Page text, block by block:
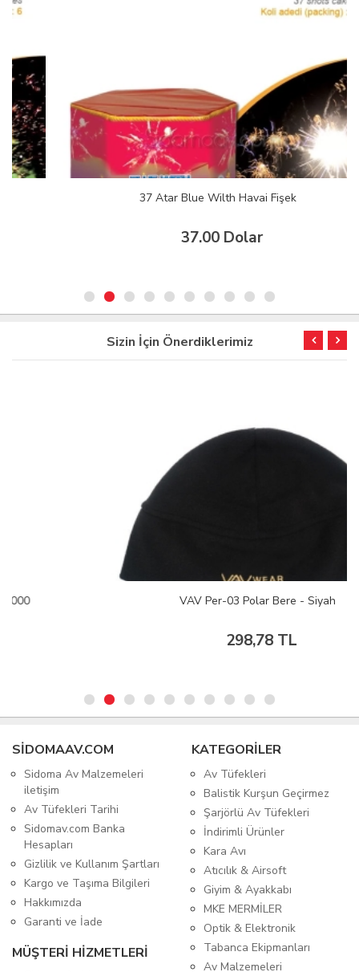
37 Atar Blue Wilth Havai Fişek
37.00 Dolar
Sizin İçin Önerdiklerimiz
VAV Per-03 Polar Bere - Siyah
SIDOMAAV.COM
Sidoma Av Malzemeleri
iletişim
Av Tüfekleri Tarihi
Sidomav.com Banka
Hesapları
Gizlilik ve Kullanım Şartları
Kargo ve Taşıma Bilgileri
Hakkımızda
Garanti ve İade
MÜŞTERİ HİZMETLERİ
KATEGORİLER
Av Tüfekleri
Balistik Kurşun Geçirmez
Şarjörlü Av Tüfekleri
İndirimli Ürünler
Kara Avı
Atıcılık & Airsoft
Giyim & Ayakkabı
MKE MERMİLER
Optik & Elektronik
Tabanca Ekipmanları
Av Malzemeleri